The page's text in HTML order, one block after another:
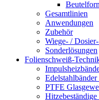
Gesamtlinien
Anwendungen
Zubehör
Wiege- /
Sonderlösungen
Folienschweiß-
Edelstahlbänder
PTFE